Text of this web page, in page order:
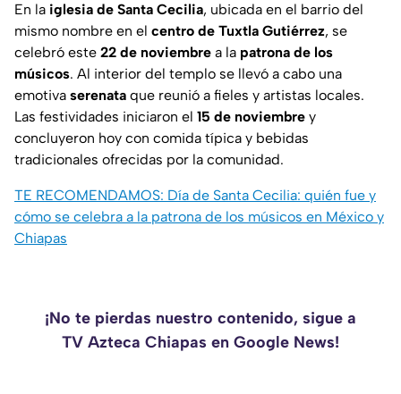
En la iglesia de Santa Cecilia, ubicada en el barrio del
mismo nombre en el centro de Tuxtla Gutiérrez, se
celebró este 22 de noviembre a la patrona de los
músicos. Al interior del templo se llevó a cabo una
emotiva serenata que reunió a fieles y artistas locales.
Las festividades iniciaron el 15 de noviembre y
concluyeron hoy con comida típica y bebidas
tradicionales ofrecidas por la comunidad.
TE RECOMENDAMOS: Día de Santa Cecilia: quién fue y
cómo se celebra a la patrona de los músicos en México y
Chiapas
¡No te pierdas nuestro contenido, sigue a
TV Azteca Chiapas en Google News!